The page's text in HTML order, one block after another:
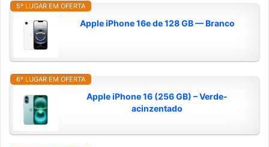
5º LUGAR EM OFERTA
Apple iPhone 16e de 128 GB — Branco
6º LUGAR EM OFERTA
Apple iPhone 16 (256 GB) – Verde-
acinzentado